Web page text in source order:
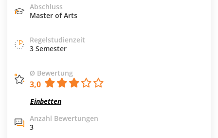
Abschluss
Master of Arts
Regelstudienzeit
3 Semester
Ø Bewertung
3,0
Einbetten
Anzahl Bewertungen
3